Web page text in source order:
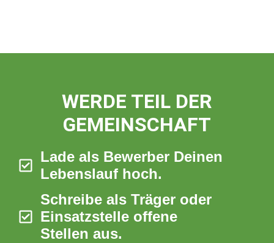
WERDE TEIL DER
GEMEINSCHAFT
Lade als Bewerber Deinen
Lebenslauf hoch.
Schreibe als Träger oder
Einsatzstelle offene
Stellen aus.